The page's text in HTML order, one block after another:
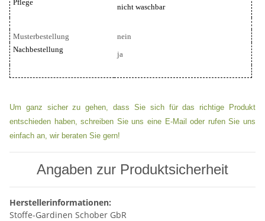
Pflege
nicht waschbar
Musterbestellung
nein
Nachbestellung
ja
Um ganz sicher zu gehen, dass Sie sich für das richtige Produkt
entschieden haben, schreiben Sie uns eine E-Mail oder rufen Sie uns
einfach an, wir beraten Sie gern!
Angaben zur Produktsicherheit
Herstellerinformationen:
Stoffe-Gardinen Schober GbR